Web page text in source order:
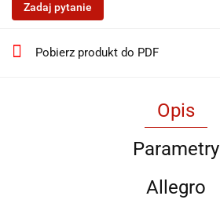
Zadaj pytanie
Pobierz produkt do PDF
Opis
Parametry
Allegro